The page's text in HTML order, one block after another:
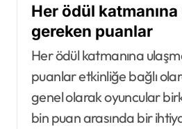
Her ödül
gereken puanlar
Her ödül katmanına
puanlar etkinliğe bağlı
genel olarak oyuncular
bin puan arasında bir